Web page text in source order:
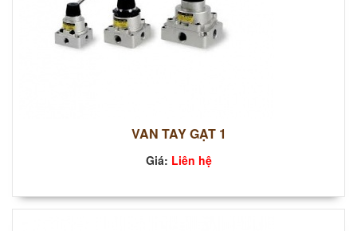
VAN TAY GẠT 1
Giá: Liên hệ